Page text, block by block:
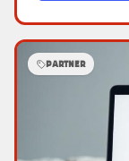
PARTNER